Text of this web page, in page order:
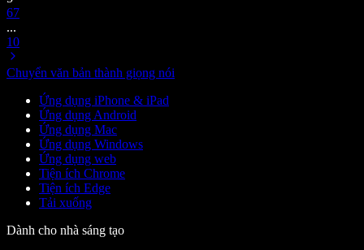
67
...
10
Chuyển văn bản thành giọng nói
Ứng dụng iPhone & iPad
Ứng dụng Android
Ứng dụng Mac
Ứng dụng Windows
Ứng dụng web
Tiện ích Chrome
Tiện ích Edge
Tải xuống
Dành cho nhà sáng tạo